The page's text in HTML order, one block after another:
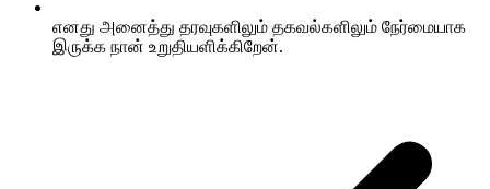
எனது அனைத்து தரவுகளிலும் தகவல்களிலும் நேர்மையாக
இருக்க நான் உறுதியளிக்கிறேன்.